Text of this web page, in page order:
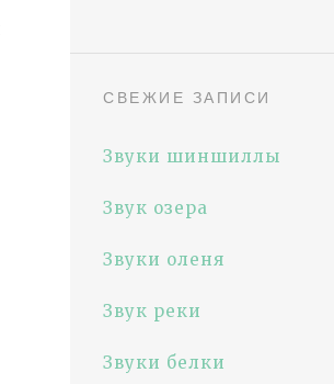
СВЕЖИЕ ЗАПИСИ
Звуки шиншиллы
Звук озера
Звуки оленя
Звук реки
Звуки белки